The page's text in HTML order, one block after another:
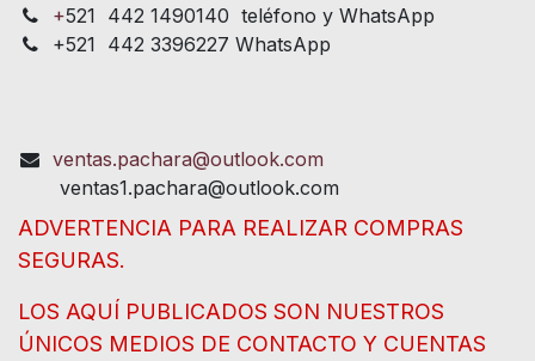
+521 442 1490140 teléfono y WhatsApp
+521 442 3396227 WhatsApp
ventas.pachara@outlook.com
ventas1.pachara@outlook.com
ADVERTENCIA PARA REALIZAR COMPRAS
SEGURAS.
LOS AQUÍ PUBLICADOS SON NUESTROS
ÚNICOS MEDIOS DE CONTACTO Y CUENTAS